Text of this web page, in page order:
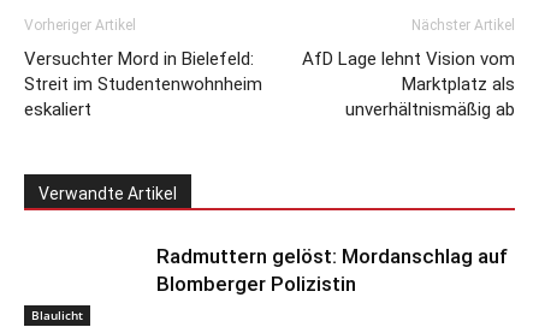
Vorheriger Artikel
Versuchter Mord in Bielefeld:
Streit im Studentenwohnheim
eskaliert
Nächster Artikel
AfD Lage lehnt Vision vom
Marktplatz als
unverhältnismäßig ab
Verwandte Artikel
Blaulicht
Radmuttern gelöst: Mordanschlag auf
Blomberger Polizistin